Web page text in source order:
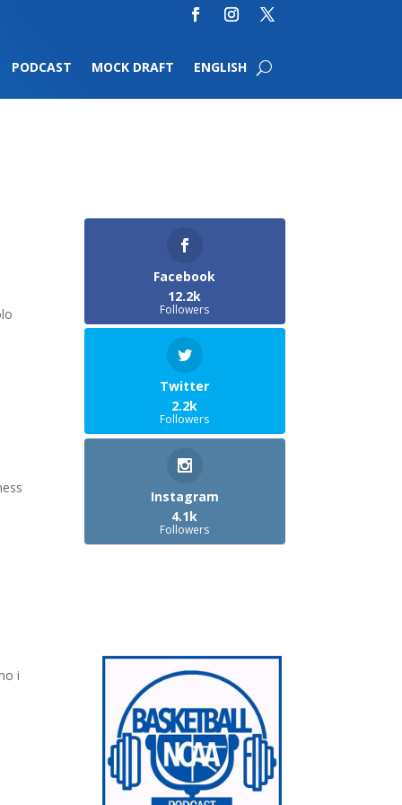
PODCAST MOCK DRAFT ENGLISH
i
Facebook
12.2k
Followers
Twitter
2.2k
Followers
Instagram
4.1k
Followers